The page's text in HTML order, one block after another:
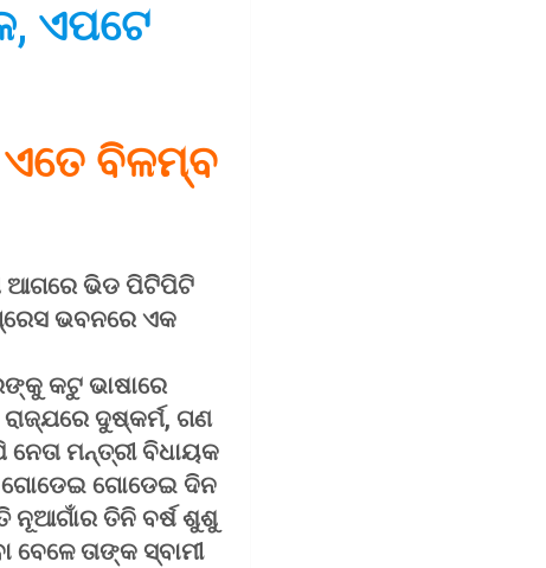
ଏପଟେ
ବିଳମ୍ବ
ଆଗରେ ଭିଡ ପିଟିିପିଟି
ଭବନରେ ଏକ
କଟୁ ଭାଷାରେ
ଦୁଷ୍କର୍ମ, ଗଣ
ମନ୍ତ୍ରୀ ବିଧାୟକ
ଗୋଡେଇ ଗୋଡେଇ ଦିନ
ନୂଆଗାଁର ତିନି ବର୍ଷ ଶୁଶୁ
ବେଳେ ତାଙ୍କ ସ୍ବାମୀ